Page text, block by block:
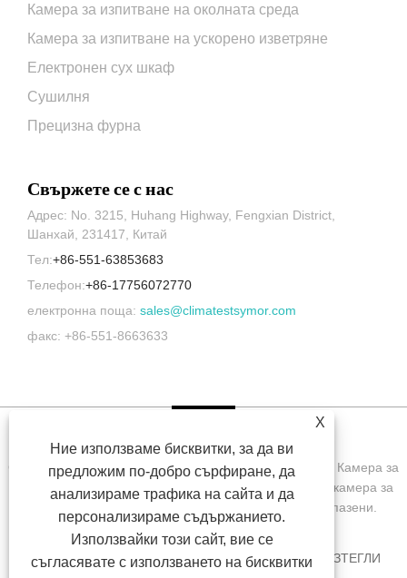
Камера за изпитване на околната среда
Камера за изпитване на ускорено изветряне
Електронен сух шкаф
Сушилня
Прецизна фурна
Свържете се с нас
Адрес: No. 3215, Huhang Highway, Fengxian District,
Шанхай, 231417, Китай
Тел:+86-551-63853683
Телефон:+86-17756072770
електронна поща: sales@climatestsymor.com
факс: +86-551-8663633
Copyright © 2022 Symor Instrument Equipment Co., Ltd. Камера за
изпитване на околната среда, електронен сух шкаф, камера за
изпитване на ускорено изветряне Всички права запазени.
У ДОМА ЗА НАС ПРОДУКТИ НОВИНИ
ИЗТЕГЛИ
X
Ние използваме бисквитки, за да ви
предложим по-добро сърфиране, да
анализираме трафика на сайта и да
персонализираме съдържанието.
Използвайки този сайт, вие се
съгласявате с използването на бисквитки